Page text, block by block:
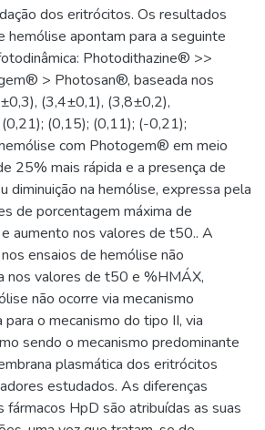
dos eritrócitos. Os resultados
hemólise apontam para a seguinte
Photodithazine® >>
> Photosan®, baseada nos
(3,4±0,1), (3,8±0,2),
(0,15); (0,11); (-0,21);
com Photogem® em meio
25% mais rápida e a presença de
diminuição na hemólise, expressa pela
de porcentagem máxima de
aumento nos valores de t50.. A
ensaios de hemólise não
nos valores de t50 e %HMÁX,
não ocorre via mecanismo
para o mecanismo do tipo II, via
sendo o mecanismo predominante
plasmática dos eritrócitos
estudados. As diferenças
fármacos HpD são atribuídas as suas